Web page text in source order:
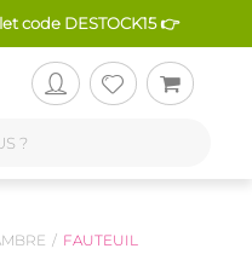
code DESTOCK15 👉
FAUTEUIL